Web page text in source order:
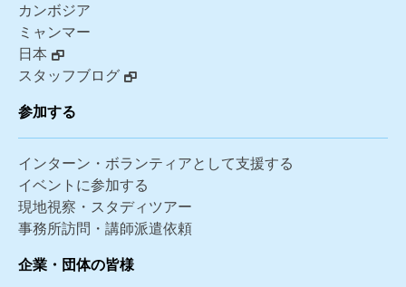
カンボジア
ミャンマー
日本
スタッフブログ
参加する
インターン・ボランティアとして支援する
イベントに参加する
現地視察・スタディツアー
事務所訪問・講師派遣依頼
企業・団体の皆様